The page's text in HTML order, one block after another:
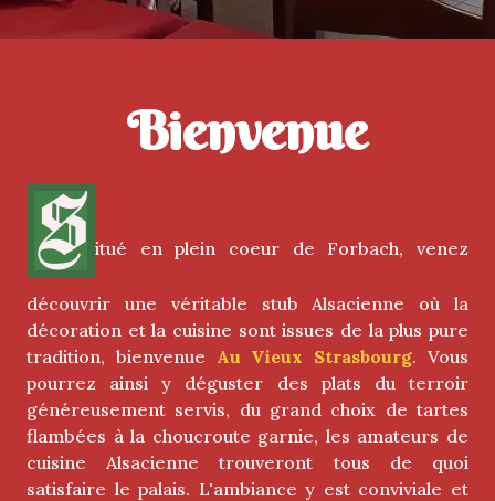
Bienvenue
S itué en plein coeur de Forbach, venez
découvrir une véritable stub Alsacienne où la
décoration et la cuisine sont issues de la plus pure
tradition, bienvenue Au Vieux Strasbourg. Vous
pourrez ainsi y déguster des plats du terroir
généreusement servis, du grand choix de tartes
flambées à la choucroute garnie, les amateurs de
cuisine Alsacienne trouveront tous de quoi
satisfaire le palais. L'ambiance y est conviviale et